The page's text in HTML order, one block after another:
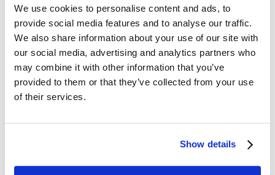
We use cookies to personalise content and ads, to
provide social media features and to analyse our traffic.
We also share information about your use of our site with
our social media, advertising and analytics partners who
may combine it with other information that you’ve
provided to them or that they’ve collected from your use
of their services.
Show details
Dane kontaktowe

questus
ul. Organizacji WiN 83/7